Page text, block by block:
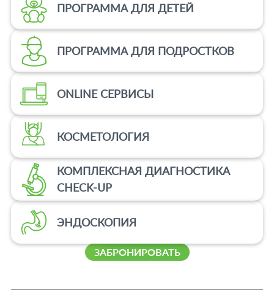
80-30
599-880
ПРОГРАММА ДЛЯ ДЕТЕЙ
ПРОГРАММА ДЛЯ ПОДРОСТКОВ
ONLINE СЕРВИСЫ
КОСМЕТОЛОГИЯ
КОМПЛЕКСНАЯ ДИАГНОСТИКА
CHECK-UP
ЭНДОСКОПИЯ
ЗАБРОНИРОВАТЬ